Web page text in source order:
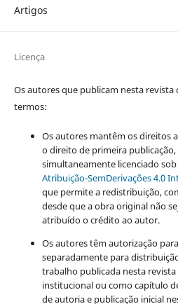
Artigos
Licença
Os autores que publicam nesta
termos:
Os autores mantêm os direitos
o direito de primeira
simultaneamente licenciado sob
Atribuição-SemDerivações 4.0
que permite a redistribuição,
desde que a obra original não
atribuído o crédito ao autor.
Os autores têm autorização
separadamente para
trabalho publicada nesta
institucional ou como capítulo
de autoria e publicação inicial